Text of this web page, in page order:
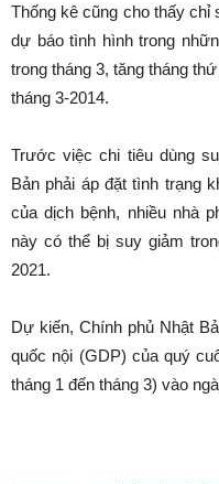
Thống kê cũng cho thấy chỉ
dự báo tình hình trong
trong tháng 3, tăng tháng
tháng 3-2014.
Trước việc chi tiêu dùng
Bản phải áp đặt tình trạng
của dịch bệnh, nhiều nhà
này có thể bị suy giảm
2021.
Dự kiến, Chính phủ Nhật
quốc nội (GDP) của quý
tháng 1 đến tháng 3) vào